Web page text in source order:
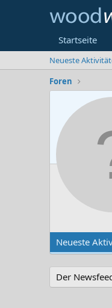
Startseite
Neueste
Foren
Neueste
Der